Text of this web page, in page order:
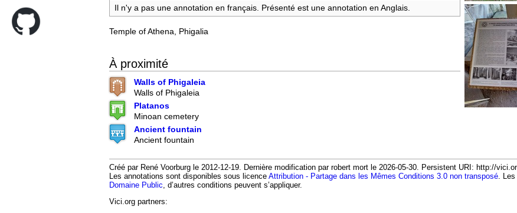
Il n'y a pas une annotation en français. Présenté est une annotation en Anglais.
Temple of Athena, Phigalia
À proximité
Walls of Phigaleia
Walls of Phigaleia
Platanos
Minoan cemetery
Ancient fountain
Ancient fountain
Créé par René Voorburg le 2012-12-19. Dernière modification par robert mort le 2026-05-30. Persistent URI: http://
Les annotations sont disponibles sous licence Attribution - Partage dans les Mêmes Conditions 3.0 non transposé.
Domaine Public, d’autres conditions peuvent s’appliquer.
Vici.org partners: